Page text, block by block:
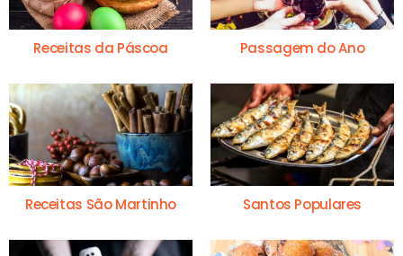
Receitas da Páscoa Passagem do Ano
Receitas São Martinho Santos Populares